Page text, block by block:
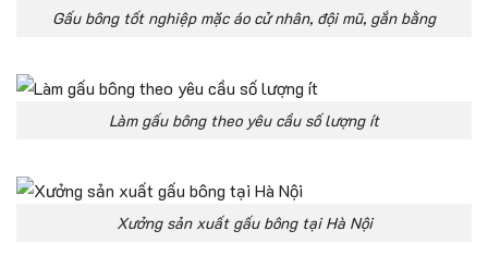
Gấu bông tốt nghiệp mặc áo cử nhân, đội mũ, gắn bằng
Làm gấu bông theo yêu cầu số lượng ít
Xưởng sản xuất gấu bông tại Hà Nội